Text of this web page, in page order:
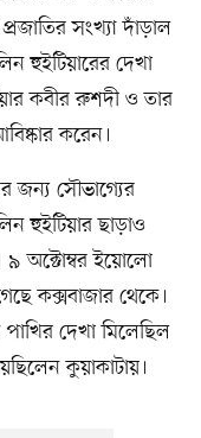
সংখ্যা দাঁড়াল
হুইটিয়ারের দেখা
কবীর রুশদী ও তার
করেন।
জন্য সৌভাগ্যের
হুইটিয়ার ছাড়াও
অক্টোম্বর ইয়োলো
কক্সবাজার থেকে।
দেখা মিলেছিল
কুয়াকাটায়।